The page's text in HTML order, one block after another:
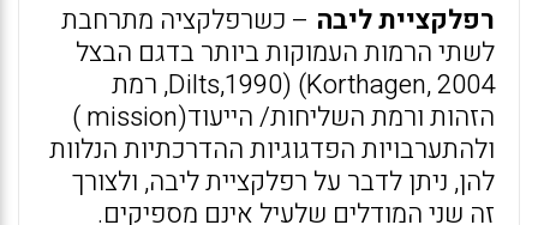
רפלקציית ליבה – כשרפלקציה מתרחבת
לשתי הרמות העמוקות ביותר בדגם הבצל
Dilts,1990) (Korthagen, 2004, רמת
הזהות ורמת השליחות/ הייעוד(mission )
ולהתערבויות הפדגוגיות ההדרכתיות הנלוות
להן, ניתן לדבר על רפלקציית ליבה, ולצורך
זה שני המודלים שלעיל אינם מספיקים.